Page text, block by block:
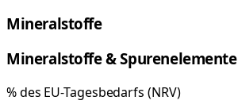
Mineralstoffe
Mineralstoffe & Spurenelemente
% des EU-Tagesbedarfs (NRV)